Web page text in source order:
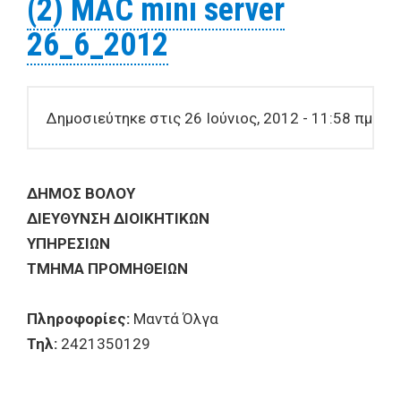
(2) MAC mini server
26_6_2012
Δημοσιεύτηκε στις 26 Ιούνιος, 2012 - 11:58 πμ
ΔHMOΣ BOΛOY
ΔIEYΘYNΣH ΔΙΟΙΚΗΤΙΚΩΝ
ΥΠΗΡΕΣΙΩΝ
ΤΜΗΜΑ ΠΡΟΜΗΘΕΙΩΝ
Πληροφορίες: Μαντά Όλγα
Τηλ: 2421350129